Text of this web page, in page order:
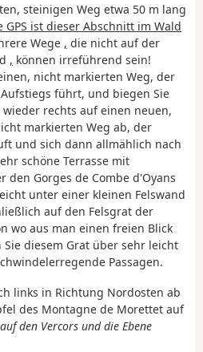
steinigen Weg etwa 50 m lang
GPS ist dieser Abschnitt im Wald
Wege , die nicht auf der
, können irreführend sein!
nicht markierten Weg, der
führt, und biegen Sie
rechts auf einen neuen,
markierten Weg ab, der
und sich dann allmählich nach
schöne Terrasse mit
Gorges de Combe d'Oyans
unter einer kleinen Felswand
auf den Felsgrat der
wo aus man einen freien Blick
diesem Grat über sehr leicht
Passagen.
links in Richtung Nordosten ab
des Montagne de Morettet auf
den Vercors und die Ebene